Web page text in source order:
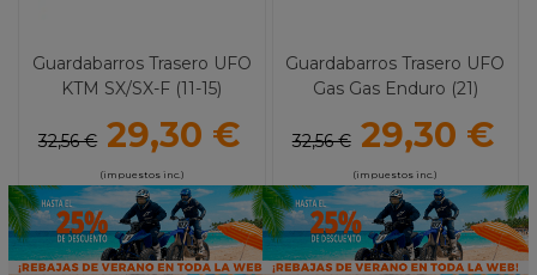
Guardabarros Trasero UFO
KTM SX/SX-F (11-15)
32,56 € 29,30 €
(impuestos inc.)
Guardabarros Trasero UFO
Gas Gas Enduro (21)
32,56 € 29,30 €
(impuestos inc.)